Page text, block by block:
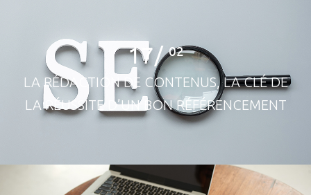
17/02
LA RÉDACTION DE CONTENUS, LA CLÉ DE
LA RÉUSSITE D’UN BON RÉFÉRENCEMENT